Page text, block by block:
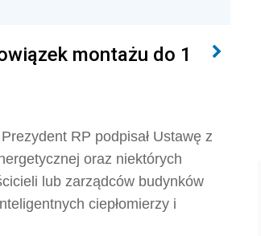
montażu do 1
RP podpisał Ustawę z
oraz niektórych
lub zarządców budynków
ciepłomierzy i